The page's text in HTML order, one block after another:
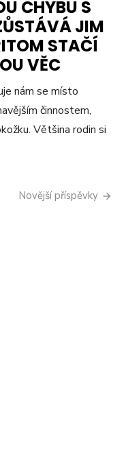
CHYBU S
JIM
STAČÍ
VĚC
nám se místo
činnostem,
Většina rodin si
Novější příspěvky